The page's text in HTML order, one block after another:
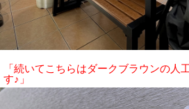
「続いてこちらはダークブラウンの人
す♪」